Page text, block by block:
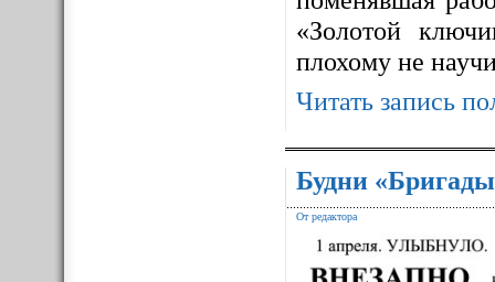
«Золотой
плохому не
Читать запись
Будни
От редактора